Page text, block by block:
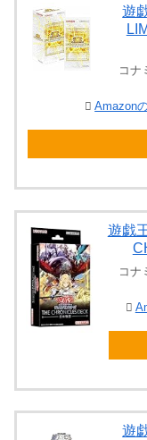
遊
コナ
Amazon
遊戯
コナ
遊